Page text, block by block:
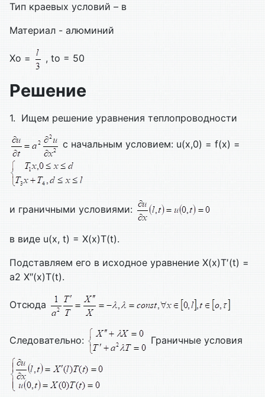
Тип краевых условий – в
Материал - алюминий
Xo = , to = 50
Решение
1. Ищем решение уравнения теплопроводности
с начальным условием: u(x,0) = f(x) =
и граничными условиями:
в виде u(x, t) = X(x)T(t).
Подставляем его в исходное уравнение X(x)T′(t) =
а2 X″(x)T(t).
Отсюда
Следовательно: Граничные условия